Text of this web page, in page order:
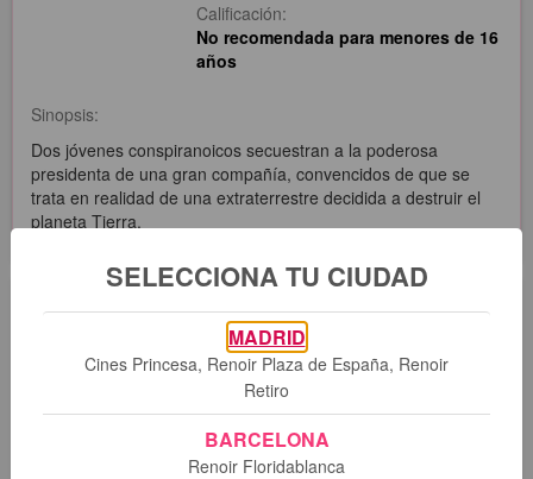
Calificación:
No recomendada para menores de 16
años
Sinopsis:
Dos jóvenes conspiranoicos secuestran a la poderosa
presidenta de una gran compañía, convencidos de que se
trata en realidad de una extraterrestre decidida a destruir el
planeta Tierra.
Lo sentimos. No hay sesiones programadas para esta
película.
SELECCIONA TU CIUDAD
MADRID
Cines Princesa, Renoir Plaza de España, Renoir
Retiro
BARCELONA
Renoir Floridablanca